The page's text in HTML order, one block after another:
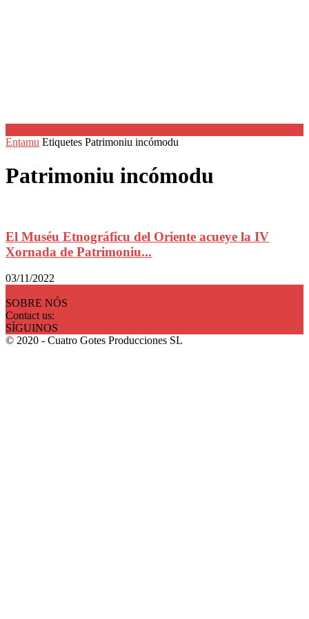
Entamu Etiquetes Patrimoniu incómodu
Patrimoniu incómodu
El Muséu Etnográficu del Oriente acueye la IV
Xornada de Patrimoniu...
03/11/2022
SOBRE NÓS
Contact us:
SÍGUINOS
© 2020 - Cuatro Gotes Producciones SL